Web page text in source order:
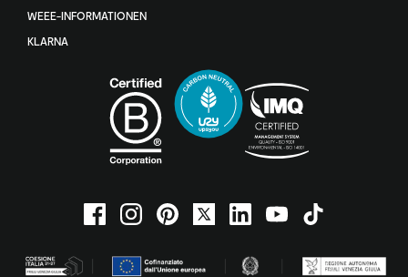
WEEE-INFORMATIONEN
KLARNA